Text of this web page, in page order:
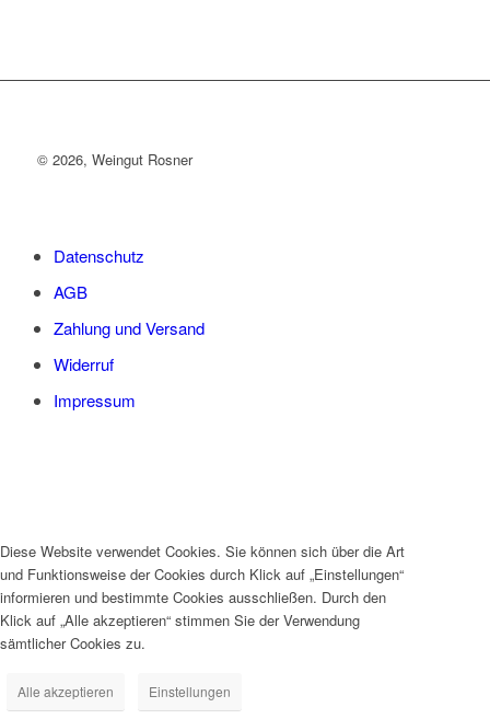
© 2026, Weingut Rosner
Datenschutz
AGB
Zahlung und Versand
Widerruf
Impressum
Diese Website verwendet Cookies. Sie können sich über die Art
und Funktionsweise der Cookies durch Klick auf „Einstellungen“
informieren und bestimmte Cookies ausschließen. Durch den
Klick auf „Alle akzeptieren“ stimmen Sie der Verwendung
sämtlicher Cookies zu.
Alle akzeptieren Einstellungen